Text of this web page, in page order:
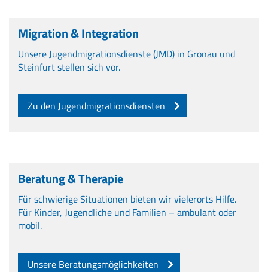
Migration & Integration
Unsere Jugendmigrationsdienste (JMD) in Gronau und
Steinfurt stellen sich vor.
Zu den Jugendmigrationsdiensten
Beratung & Therapie
Für schwierige Situationen bieten wir vielerorts Hilfe.
Für Kinder, Jugendliche und Familien – ambulant oder
mobil.
Unsere Beratungsmöglichkeiten